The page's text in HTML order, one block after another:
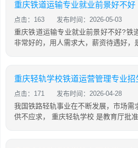
重庆铁道运输专业就业前景好不好
点击：163 发布时间：2026-05-03
重庆铁道运输专业就业前景好不好?铁
非常好的，用人需求大，薪资待遇好，
重庆轻轨学校铁道运营管理专业招
点击：171 发布时间：2026-04-28
我国铁路轻轨事业在不断发展，市场需
供不应求， 重庆轻轨学校 是教育厅批